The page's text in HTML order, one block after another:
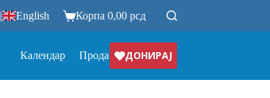
| English Корпа 0,00 рсд
Календар ПродавницаДОНИРАЈ